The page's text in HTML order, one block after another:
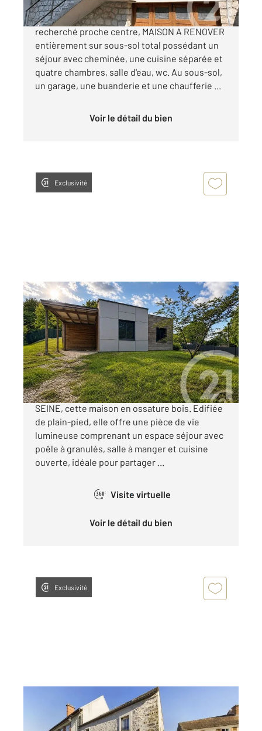
A découvrir sur THOMERY, secteur très
recherché proche centre, MAISON A RENOVER
entièrement sur sous-sol total possédant un
séjour avec cheminée, une cuisine séparée et
quatre chambres, salle d'eau, wc. Au sous-sol,
un garage, une buanderie et une chaufferie ...
Voir le détail du bien
Exclusivité
VERNOU LA CELLE SUR SEINE 77
80,38 m2, 4 pièces
Ref : 24294
Maison à vendre
230 000 €
Venez découvrir à VERNOU LA CELLE SUR
SEINE, cette maison en ossature bois. Edifiée
de plain-pied, elle offre une pièce de vie
lumineuse comprenant un espace séjour avec
poêle à granulés, salle à manger et cuisine
ouverte, idéale pour partager ...
360° Visite virtuelle
Voir le détail du bien
Exclusivité
MACHAULT 77
Ref : 24111